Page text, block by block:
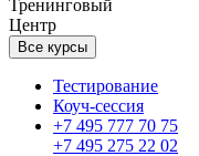
Тренинговый
Центр
Все курсы
Тестирование
Коуч-сессия
+7 495 777 70 75
+7 495 275 22 02